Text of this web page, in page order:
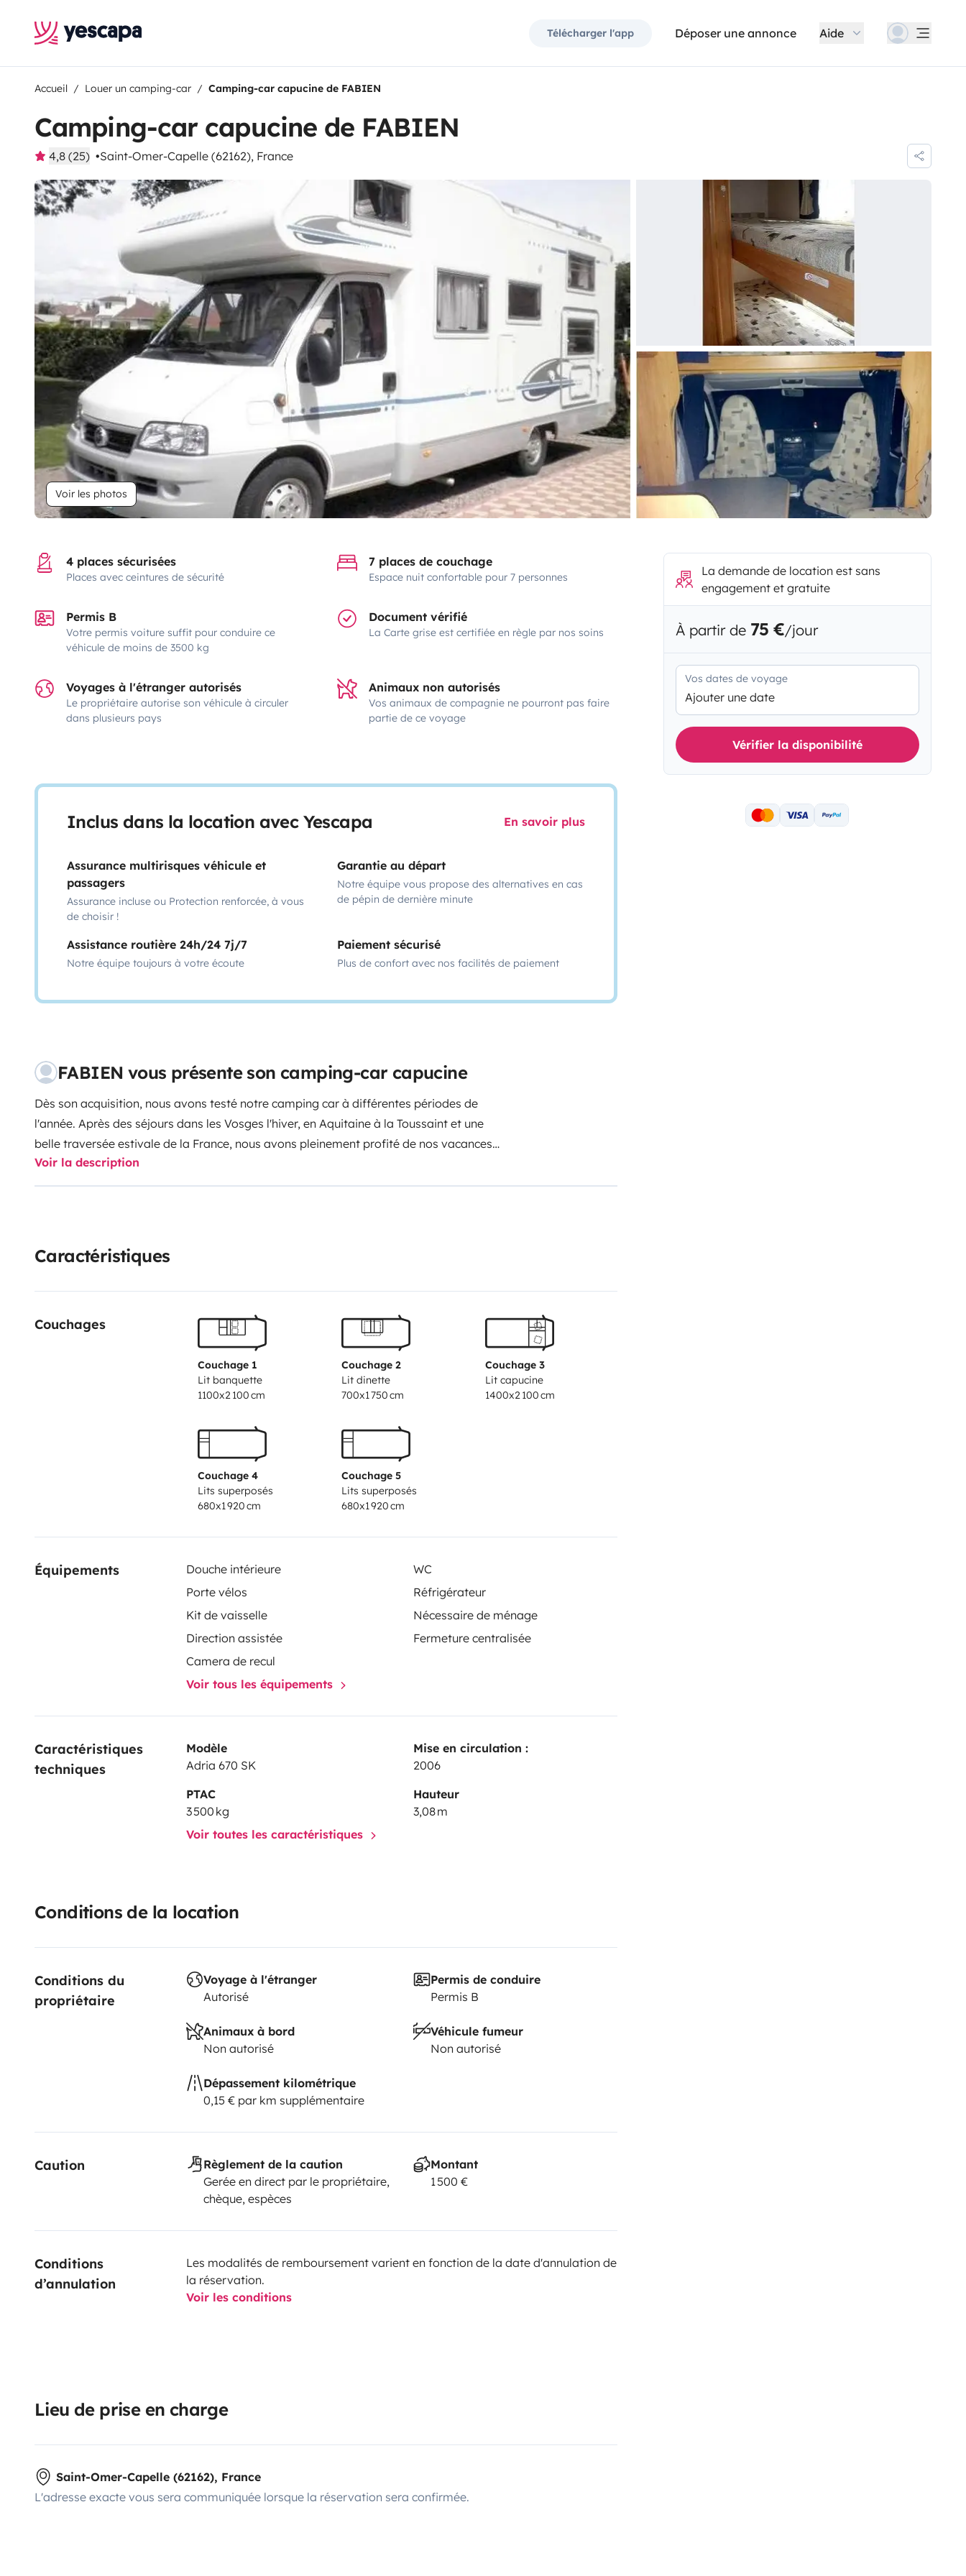
Télécharger l'app Déposer une annonce Aide
Accueil Louer un camping-car Camping-car capucine de FABIEN
Camping-car capucine de FABIEN
4,8 (25) Saint-Omer-Capelle (62162), France
Voir les photos
4 places sécurisées
Places avec ceintures de sécurité
7 places de couchage
Espace nuit confortable pour 7 personnes
Permis B
Votre permis voiture suffit pour conduire ce
véhicule de moins de 3500 kg
Document vérifié
La Carte grise est certifiée en règle par nos soins
Voyages à l'étranger autorisés
Le propriétaire autorise son véhicule à circuler
dans plusieurs pays
Animaux non autorisés
Vos animaux de compagnie ne pourront pas faire
partie de ce voyage
Inclus dans la location avec Yescapa En savoir plus
Assurance multirisques véhicule et
passagers
Assurance incluse ou Protection renforcée, à vous
de choisir !
Garantie au départ
Notre équipe vous propose des alternatives en cas
de pépin de dernière minute
Assistance routière 24h/24 7j/7
Notre équipe toujours à votre écoute
Paiement sécurisé
Plus de confort avec nos facilités de paiement
FABIEN vous présente son camping-car capucine
Dès son acquisition, nous avons testé notre camping car à différentes périodes de
l'année. Après des séjours dans les Vosges l'hiver, en Aquitaine à la Toussaint et une
belle traversée estivale de la France, nous avons pleinement profité de nos vacances
avec nos deux enfants. Les atouts de notre camping car résident dans son confort,
son espace intérieur et ses nombreux rangements. Il permet d'avoir un vrai espace
Voir la description
Caractéristiques
Couchages
Couchage 1
Lit banquette
1100x2 100 cm
Couchage 2
Lit dinette
700x1 750 cm
Couchage 3
Lit capucine
1400x2 100 cm
Couchage 4
Lits superposés
680x1 920 cm
Couchage 5
Lits superposés
680x1 920 cm
Équipements Douche intérieure
WC
Porte vélos
Réfrigérateur
Kit de vaisselle
Nécessaire de ménage
Direction assistée
Fermeture centralisée
Camera de recul
Voir tous les équipements
Caractéristiques
techniques
Modèle
Adria 670 SK
Mise en circulation :
2006
PTAC
3 500 kg
Hauteur
3,08 m
Voir toutes les caractéristiques
Conditions de la location
Conditions du
propriétaire
Voyage à l'étranger
Autorisé
Permis de conduire
Permis B
Animaux à bord
Non autorisé
Véhicule fumeur
Non autorisé
Dépassement kilométrique
0,15 € par km supplémentaire
Caution
Règlement de la caution
Gerée en direct par le propriétaire,
chèque, espèces
Montant
1 500 €
Conditions
d’annulation
Les modalités de remboursement varient en fonction de la date d'annulation de
la réservation.
Voir les conditions
Lieu de prise en charge
Saint-Omer-Capelle (62162), France
L'adresse exacte vous sera communiquée lorsque la réservation sera confirmée.
La demande de location est sans
engagement et gratuite
À partir de 75 €/jour
Vos dates de voyage
Ajouter une date
Vérifier la disponibilité